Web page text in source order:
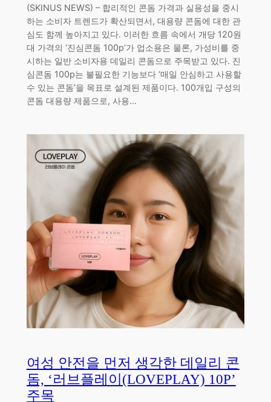
(SKINUS NEWS) – 합리적인 콘돔 가격과 실용성을 중시
하는 소비자 트렌드가 확산되면서, 대용량 콘돔에 대한 관
심도 함께 높아지고 있다. 이러한 흐름 속에서 개당 120원
대 가격의 ‘진심콘돔 100p’가 업소용은 물론, 가성비를 중
시하는 일반 소비자용 데일리 콘돔으로 주목받고 있다. 진
심콘돔 100p는 불필요한 기능보다 ‘매일 안심하고 사용할
수 있는 콘돔’을 목표로 설계된 제품이다. 100개입 구성의
콘돔 대용량 제품으로, 사용…
여성 안전을 먼저 생각한 데일리 콘
돔, ‘러브플레이(LOVEPLAY) 10P’
주목